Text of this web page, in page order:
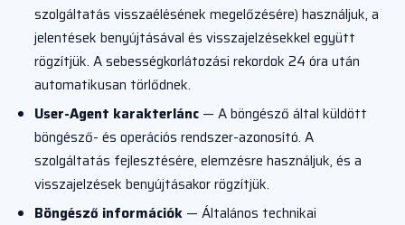
szolgáltatás visszaélésének megelőzésére) használjuk, a
jelentések benyújtásával és visszajelzésekkel együtt
rögzítjük. A sebességkorlátozási rekordok 24 óra után
automatikusan törlődnek.
User-Agent karakterlánc — A böngésző által küldött
böngésző- és operációs rendszer-azonosító. A
szolgáltatás fejlesztésére, elemzésre használjuk, és a
visszajelzések benyújtásakor rögzítjük.
Böngésző információk — Általános technikai